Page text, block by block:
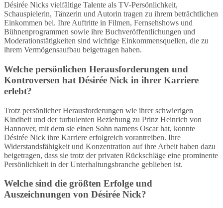
Désirée Nicks vielfältige Talente als TV-Persönlichkeit,
Schauspielerin, Tänzerin und Autorin tragen zu ihrem beträchtlichen
Einkommen bei. Ihre Auftritte in Filmen, Fernsehshows und
Bühnenprogrammen sowie ihre Buchveröffentlichungen und
Moderationstätigkeiten sind wichtige Einkommensquellen, die zu
ihrem Vermögensaufbau beigetragen haben.
Welche persönlichen Herausforderungen und
Kontroversen hat Désirée Nick in ihrer Karriere
erlebt?
Trotz persönlicher Herausforderungen wie ihrer schwierigen
Kindheit und der turbulenten Beziehung zu Prinz Heinrich von
Hannover, mit dem sie einen Sohn namens Oscar hat, konnte
Désirée Nick ihre Karriere erfolgreich vorantreiben. Ihre
Widerstandsfähigkeit und Konzentration auf ihre Arbeit haben dazu
beigetragen, dass sie trotz der privaten Rückschläge eine prominente
Persönlichkeit in der Unterhaltungsbranche geblieben ist.
Welche sind die größten Erfolge und
Auszeichnungen von Désirée Nick?